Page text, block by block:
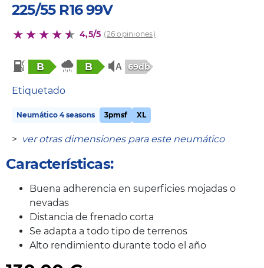
225/55 R16 99V
4,5/5 (26 opiniones)
B B 69db
Etiquetado
Neumático 4 seasons 3pmsf XL
> ver otras dimensiones para este neumático
Características:
Buena adherencia en superficies mojadas o
nevadas
Distancia de frenado corta
Se adapta a todo tipo de terrenos
Alto rendimiento durante todo el año